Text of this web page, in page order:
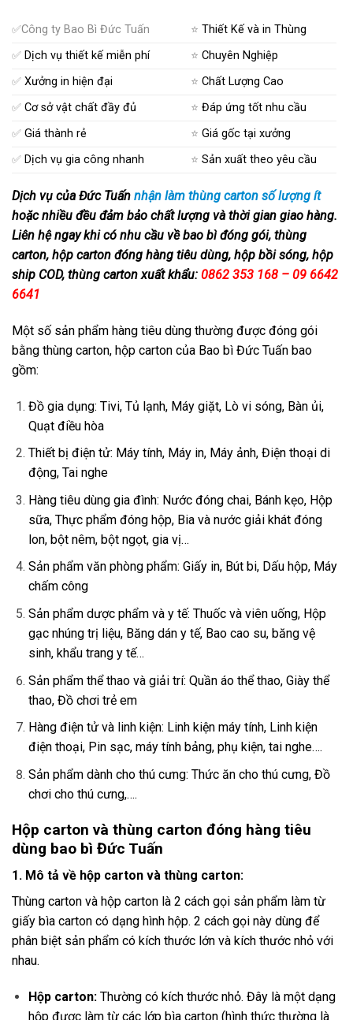
✅Công ty Bao Bì Đức Tuấn ⭐Thiết Kế và in Thùng
✅ Dịch vụ thiết kế miễn phí ⭐Chuyên Nghiệp
✅ Xưởng in hiện đại ⭐Chất Lượng Cao
✅ Cơ sở vật chất đầy đủ ⭐Đáp ứng tốt nhu cầu
✅ Giá thành rẻ ⭐Giá gốc tại xưởng
✅ Dịch vụ gia công nhanh ⭐Sản xuất theo yêu cầu
Dịch vụ của Đức Tuấn nhận làm thùng carton số lượng ít
hoặc nhiều đều đảm bảo chất lượng và thời gian giao hàng.
Liên hệ ngay khi có nhu cầu về bao bì đóng gói, thùng
carton, hộp carton đóng hàng tiêu dùng, hộp bồi sóng, hộp
ship COD, thùng carton xuất khẩu: 0862 353 168 – 09 6642
6641
Một số sản phẩm hàng tiêu dùng thường được đóng gói
bằng thùng carton, hộp carton của Bao bì Đức Tuấn bao
gồm:
Đồ gia dụng: Tivi, Tủ lạnh, Máy giặt, Lò vi sóng, Bàn ủi,
Quạt điều hòa
Thiết bị điện tử: Máy tính, Máy in, Máy ảnh, Điện thoại di
động, Tai nghe
Hàng tiêu dùng gia đình: Nước đóng chai, Bánh kẹo, Hộp
sữa, Thực phẩm đóng hộp, Bia và nước giải khát đóng
lon, bột nêm, bột ngọt, gia vị…
Sản phẩm văn phòng phẩm: Giấy in, Bút bi, Dấu hộp, Máy
chấm công
Sản phẩm dược phẩm và y tế: Thuốc và viên uống, Hộp
gạc nhúng trị liệu, Băng dán y tế, Bao cao su, băng vệ
sinh, khẩu trang y tế…
Sản phẩm thể thao và giải trí: Quần áo thể thao, Giày thể
thao, Đồ chơi trẻ em
Hàng điện tử và linh kiện: Linh kiện máy tính, Linh kiện
điện thoại, Pin sạc, máy tính bảng, phụ kiện, tai nghe….
Sản phẩm dành cho thú cưng: Thức ăn cho thú cưng, Đồ
chơi cho thú cưng,….
Hộp carton và thùng carton đóng hàng tiêu
dùng bao bì Đức Tuấn
1. Mô tả về hộp carton và thùng carton:
Thùng carton và hộp carton là 2 cách gọi sản phẩm làm từ
giấy bìa carton có dạng hình hộp. 2 cách gọi này dùng để
phân biệt sản phẩm có kích thước lớn và kích thước nhỏ với
nhau.
Hộp carton:Thường có kích thước nhỏ. Đây là một dạng
hộp được làm từ các lớp bìa carton (hình thức thường là